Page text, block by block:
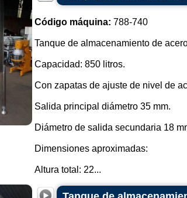
Código máquina: 788-740
Tanque de almacenamiento de
Capacidad: 850 litros.
Con zapatas de ajuste de nivel de
Salida principal diámetro 35 mm.
Diámetro de salida secundaria 18
Dimensiones aproximadas:
Altura total: 22...